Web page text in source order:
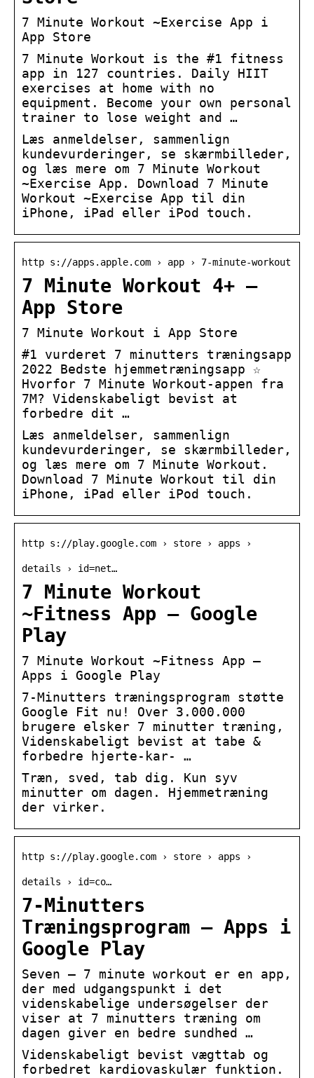
‎7 Minute Workout ~Exercise App i
App Store
7 Minute Workout is the #1 fitness
app in 127 countries. Daily HIIT
exercises at home with no
equipment. Become your own personal
trainer to lose weight and …
Læs anmeldelser, sammenlign
kundevurderinger, se skærmbilleder,
og læs mere om 7 Minute Workout
~Exercise App. Download 7 Minute
Workout ~Exercise App til din
iPhone, iPad eller iPod touch.
http s://apps.apple.com › app › 7-minute-workout
7 Minute Workout 4+ –
App Store
‎7 Minute Workout i App Store
#1 vurderet 7 minutters træningsapp
2022 Bedste hjemmetræningsapp ☆
Hvorfor 7 Minute Workout-appen fra
7M? Videnskabeligt bevist at
forbedre dit …
Læs anmeldelser, sammenlign
kundevurderinger, se skærmbilleder,
og læs mere om 7 Minute Workout.
Download 7 Minute Workout til din
iPhone, iPad eller iPod touch.
http s://play.google.com › store › apps ›
details › id=net…
7 Minute Workout
~Fitness App – Google
Play
7 Minute Workout ~Fitness App –
Apps i Google Play
7-Minutters træningsprogram støtte
Google Fit nu! Over 3.000.000
brugere elsker 7 minutter træning,
Videnskabeligt bevist at tabe &
forbedre hjerte-kar- …
Træn, sved, tab dig. Kun syv
minutter om dagen. Hjemmetræning
der virker.
http s://play.google.com › store › apps ›
details › id=co…
7-Minutters
Træningsprogram – Apps i
Google Play
Seven – 7 minute workout er en app,
der med udgangspunkt i det
videnskabelige undersøgelser der
viser at 7 minutters træning om
dagen giver en bedre sundhed …
Videnskabeligt bevist vægttab og
forbedret kardiovaskulær funktion.